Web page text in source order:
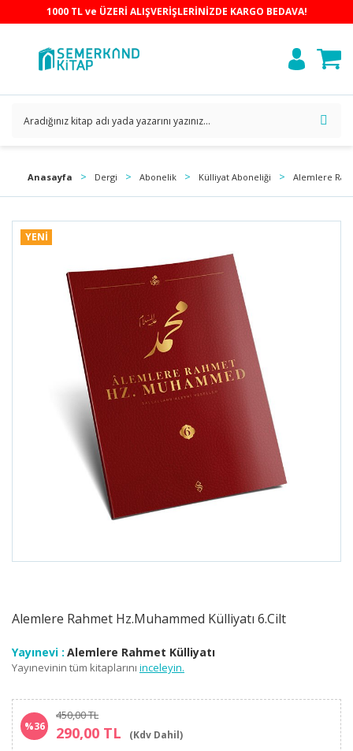
1000 TL ve ÜZERİ ALIŞVERİŞLERİNİZDE KARGO BEDAVA!
Anasayfa Dergi Abonelik Külliyat Aboneliği Alemlere
YENİ
Alemlere Rahmet Hz.Muhammed Külliyatı 6.Cilt
Yayınevi : Alemlere Rahmet Külliyatı
Yayınevinin tüm kitaplarını inceleyin.
%36
450,00 TL
290,00 TL (Kdv Dahil)